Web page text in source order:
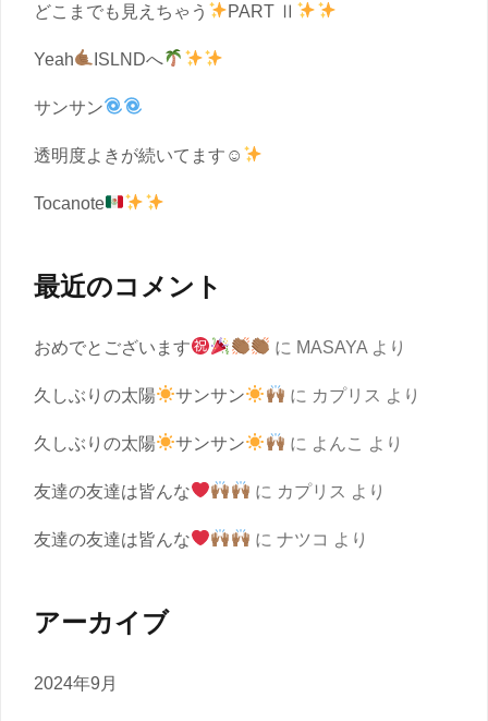
どこまでも見えちゃう PART Ⅱ
Yeah ISLNDへ
サンサン
透明度よきが続いてます☺︎
Tocanote
最近のコメント
おめでとございます に MASAYAより
久しぶりの太陽 サンサン に カプリス より
久しぶりの太陽 サンサン に よんこ より
友達の友達は皆んな に カプリス より
友達の友達は皆んな に ナツコ より
アーカイブ
2024年9月